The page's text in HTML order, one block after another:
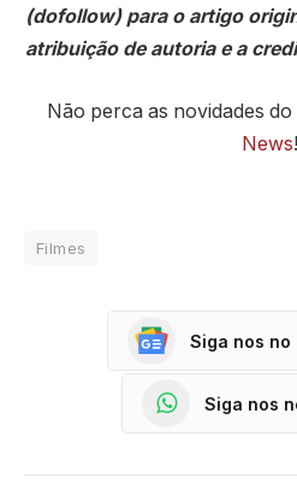
(dofollow) para o artigo
atribuição de autoria e a
Não perca as novidades do
News!
Filmes
Siga nos no
Siga nos